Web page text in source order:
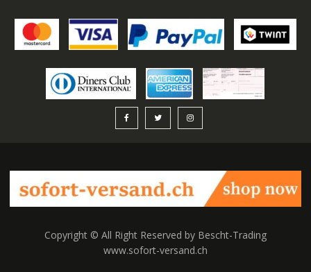
Copyright © All Right Reserved by Bescht-Trading
www.sofort-versand.ch